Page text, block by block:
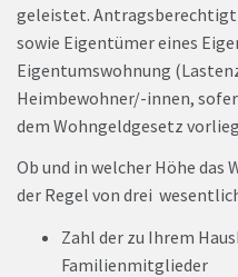
geleistet. Antragsberechtigt
sowie Eigentümer eines
Eigentumswohnung
Heimbewohner/-innen,
dem Wohngeldgesetz
Ob und in welcher Höhe
der Regel von drei
Zahl der zu Ihrem
Familienmitglieder